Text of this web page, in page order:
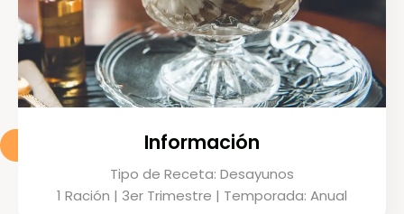
Información
Tipo de Receta: Desayunos
1 Ración | 3er Trimestre | Temporada: Anual